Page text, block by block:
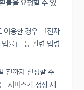
불을 요청할 수 있
이용한 경우 「전자
률」 등 관련 법령
전까지 신청할 수
서비스가 정상 제